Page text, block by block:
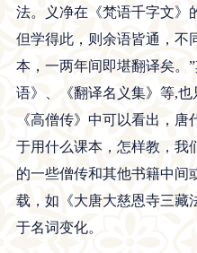
法。义净在《梵语千字文》
但学得此，则余语皆通，不
本，一两年间即堪翻译矣。
语》、《翻译名义集》等,
《高僧传》中可以看出，
于用什么课本，怎样教，我
的一些僧传和其他书籍中间
载，如《大唐大慈恩寺三藏
于名词变化。